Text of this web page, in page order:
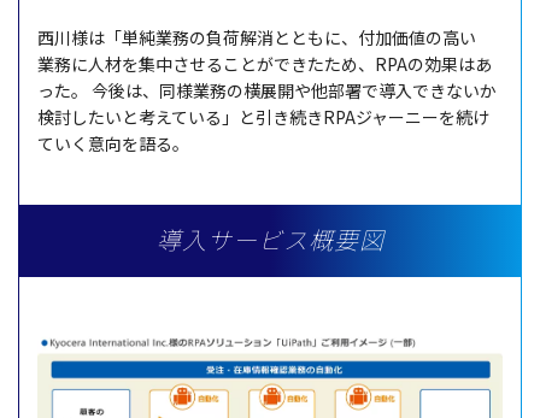
西川様は「単純業務の負荷解消とともに、 付加価値の高い
業務に人材を集中させることができたため、RPAの効果はあ
った。 今後は、 同様業務の横展開や他部署で導入できないか
検討したいと考えている」と引き続きRPAジャーニーを続け
ていく 意向を語る。
導入サービス概要図